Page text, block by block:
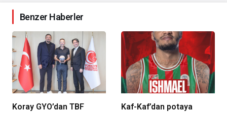
Benzer Haberler
Koray GYO’dan TBF
Kaf-Kaf’dan potaya